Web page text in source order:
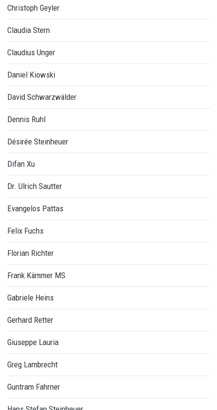
Christoph Geyler
Claudia Stern
Claudius Unger
Daniel Kiowski
David Schwarzwälder
Dennis Ruhl
Désirée Steinheuer
Difan Xu
Dr. Ulrich Sautter
Evangelos Pattas
Felix Fuchs
Florian Richter
Frank Kämmer MS
Gabriele Heins
Gerhard Retter
Giuseppe Lauria
Greg Lambrecht
Guntram Fahrner